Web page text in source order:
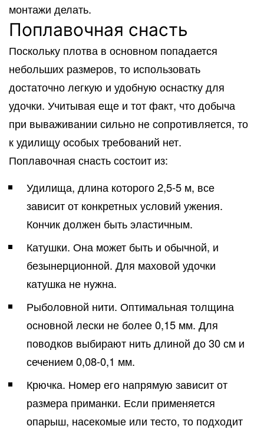
монтажи делать.
Поплавочная снасть
Поскольку плотва в основном попадается
небольших размеров, то использовать
достаточно легкую и удобную оснастку для
удочки. Учитывая еще и тот факт, что добыча
при вываживании сильно не сопротивляется, то
к удилищу особых требований нет.
Поплавочная снасть состоит из:
Удилища, длина которого 2,5-5 м, все
зависит от конкретных условий ужения.
Кончик должен быть эластичным.
Катушки. Она может быть и обычной, и
безынерционной. Для маховой удочки
катушка не нужна.
Рыболовной нити. Оптимальная толщина
основной лески не более 0,15 мм. Для
поводков выбирают нить длиной до 30 см и
сечением 0,08-0,1 мм.
Крючка. Номер его напрямую зависит от
размера приманки. Если применяется
опарыш, насекомые или тесто, то подходит